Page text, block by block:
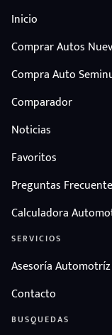
Inicio
Comprar Autos
Compra Auto
Comparador
Noticias
Favoritos
Preguntas
Calculadora
SERVICIOS
Asesoría Automotríz
Contacto
BUSQUEDAS